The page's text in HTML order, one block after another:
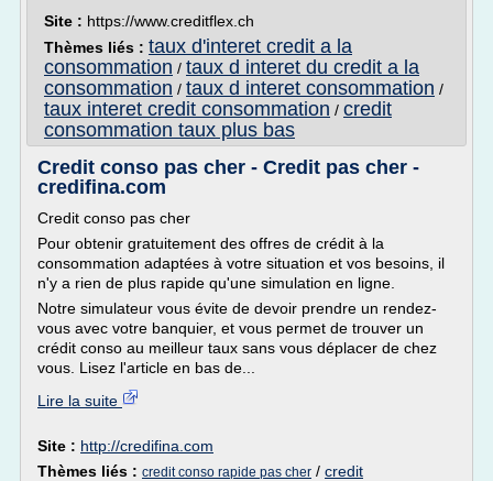
Site : https://www.creditflex.ch
Thèmes liés : taux d'interet credit a la
consommation / taux d interet du credit a la
consommation / taux d interet consommation /
taux interet credit consommation / credit
consommation taux plus bas
Credit conso pas cher - Credit pas cher -
credifina.com
Credit conso pas cher
Pour obtenir gratuitement des offres de crédit à la
consommation adaptées à votre situation et vos besoins, il
n'y a rien de plus rapide qu'une simulation en ligne.
Notre simulateur vous évite de devoir prendre un rendez-
vous avec votre banquier, et vous permet de trouver un
crédit conso au meilleur taux sans vous déplacer de chez
vous. Lisez l'article en bas de...
Lire la suite
Site : http://credifina.com
Thèmes liés : credit conso rapide pas cher / credit